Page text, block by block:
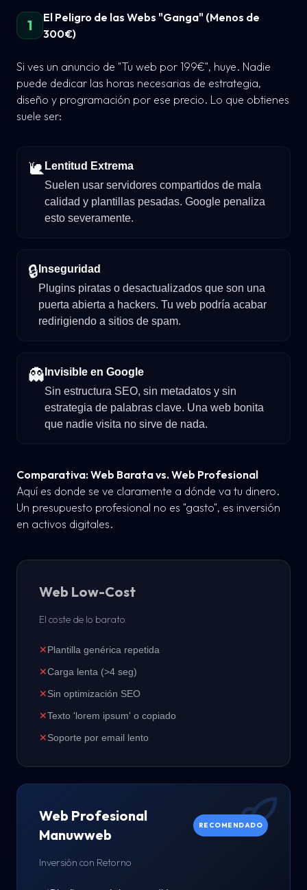
1
El Peligro de las Webs "Ganga" (Menos de
300€)
Si ves un anuncio de "Tu web por 199€", huye. Nadie
puede dedicar las horas necesarias de estrategia,
diseño y programación por ese precio. Lo que obtienes
suele ser:
🐌 Lentitud Extrema
Suelen usar servidores compartidos de mala
calidad y plantillas pesadas. Google penaliza
esto severamente.
🔒 Inseguridad
Plugins piratas o desactualizados que son una
puerta abierta a hackers. Tu web podría acabar
redirigiendo a sitios de spam.
👻 Invisible en Google
Sin estructura SEO, sin metadatos y sin
estrategia de palabras clave. Una web bonita
que nadie visita no sirve de nada.
Comparativa: Web Barata vs. Web Profesional
Aquí es donde se ve claramente a dónde va tu dinero.
Un presupuesto profesional no es "gasto", es inversión
en activos digitales.
Web Low-Cost
El coste de lo barato
✕Plantilla genérica repetida
✕Carga lenta (>4 seg)
✕Sin optimización SEO
✕Texto 'lorem ipsum' o copiado
✕Soporte por email lento
Web Profesional
Manuwweb
RECOMENDADO
Inversión con Retorno